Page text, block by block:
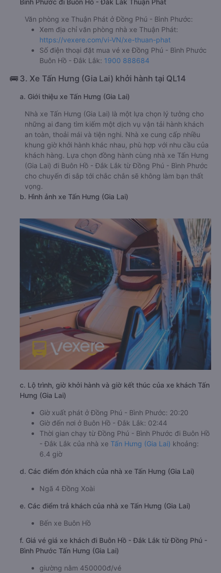
Bình Phước đi Buôn Hồ - Đắk Lắk Thuận Phát
Văn phòng xe Thuận Phát ở Đồng Phú - Bình Phước:
Xem địa chỉ văn phòng nhà xe Thuận Phát:
https://vexere.com/vi-VN/xe-thuan-phat
Số điện thoại đặt mua vé xe Đồng Phú - Bình Phước
Buôn Hồ - Đắk Lắk: 1900 888684
🚌 3. Xe Tấn Hưng (Gia Lai) khởi hành tại QL14
a. Giới thiệu xe Tấn Hưng (Gia Lai)
Nhà xe Tấn Hưng (Gia Lai) là một lựa chọn lý tưởng cho
những ai đang tìm kiếm một dịch vụ vận tải hành khách
an toàn, thoải mái và tiện nghi. Nhà xe cung cấp nhiều
khung giờ khởi hành khác nhau, phù hợp với nhu cầu của
khách hàng. Lựa chọn đồng hành cùng nhà xe Tấn Hưng
(Gia Lai) đi Buôn Hồ - Đắk Lắk từ Đồng Phú - Bình Phước
cho chuyến đi sắp tới chắc chắn sẽ không làm bạn thất
vọng.
b. Hình ảnh xe Tấn Hưng (Gia Lai)
c. Lộ trình, giờ khởi hành và giờ kết thúc của xe khách Tấn
Hưng (Gia Lai)
Giờ xuất phát ở Đồng Phú - Bình Phước: 20:20
Giờ đến nơi ở Buôn Hồ - Đắk Lắk: 02:44
Thời gian chạy từ Đồng Phú - Bình Phước đi Buôn Hồ
- Đắk Lắk của nhà xe Tấn Hưng (Gia Lai) khoảng:
6.4 giờ
d. Các điểm đón khách của nhà xe Tấn Hưng (Gia Lai)
Ngã 4 Đồng Xoài
e. Các điểm trả khách của nhà xe Tấn Hưng (Gia Lai)
Bến xe Buôn Hồ
f. Giá vé giá xe khách đi Buôn Hồ - Đắk Lắk từ Đồng Phú -
Bình Phước Tấn Hưng (Gia Lai)
giường nằm 450000đ/vé